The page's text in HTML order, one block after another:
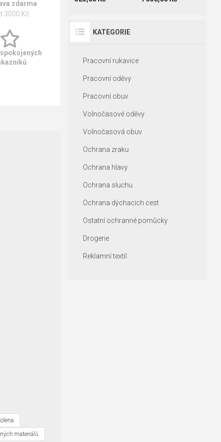
zdarma
3000 Kč
materiálů
KATEGORIE
Pracovní rukavice
Pracovní oděvy
Pracovní obuv
Volnočasové oděvy
Volnočasová obuv
Ochrana zraku
Ochrana hlavy
Ochrana sluchu
Ochrana dýchacích cest
Ostatní ochranné pomůcky
Drogerie
Reklamní textil